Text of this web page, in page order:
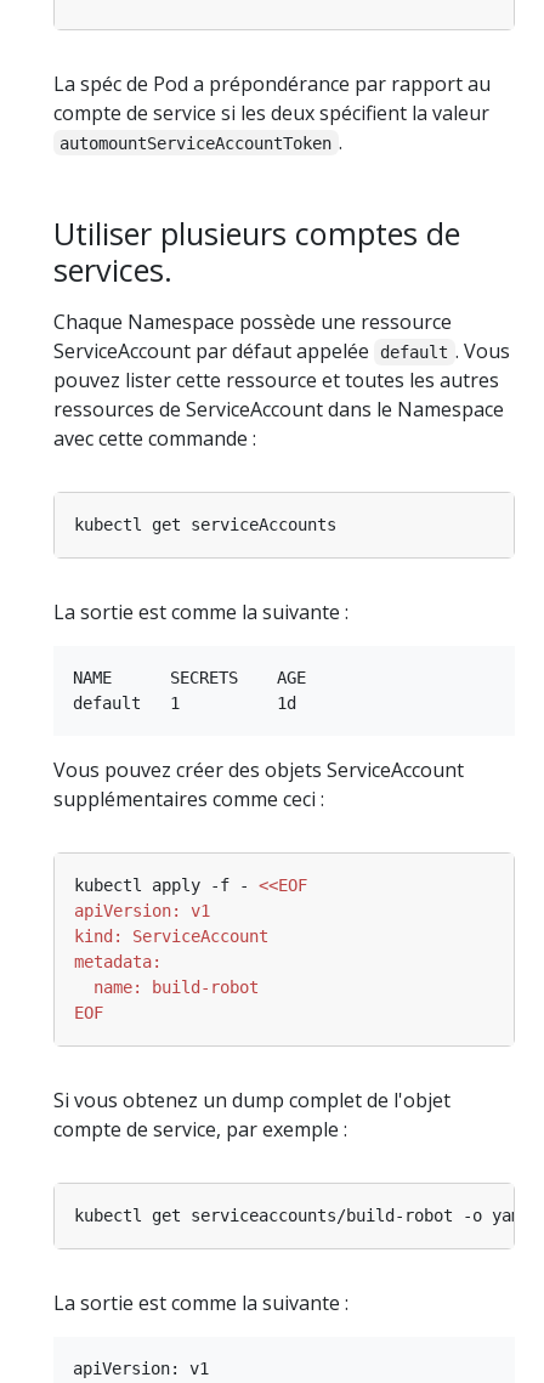
La spéc de Pod a prépondérance par rapport au
compte de service si les deux spécifient la valeur
automountServiceAccountToken .
Utiliser plusieurs comptes de
services.
Chaque Namespace possède une ressource
ServiceAccount par défaut appelée
default . Vous
pouvez lister cette ressource et toutes les autres
ressources de ServiceAccount dans le Namespace
avec cette commande :
La sortie est comme la suivante :
NAME      SECRETS    AGE
Vous pouvez créer des objets ServiceAccount
supplémentaires comme ceci :
kubectl apply -f -
EOF
Si vous obtenez un dump complet de l'objet
compte de service, par exemple :
La sortie est comme la suivante :
apiVersion: v1